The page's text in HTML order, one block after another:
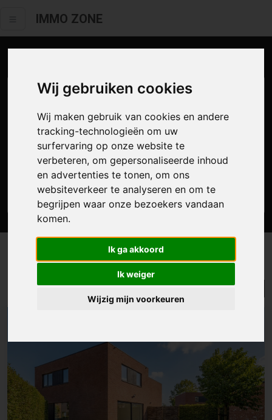
Wij gebruiken cookies
Wij maken gebruik van cookies en andere
tracking-technologieën om uw
surfervaring op onze website te
verbeteren, om gepersonaliseerde inhoud
en advertenties te tonen, om ons
websiteverkeer te analyseren en om te
begrijpen waar onze bezoekers vandaan
komen.
Ik ga akkoord
Ik weiger
Wijzig mijn voorkeuren
IMMO ZONE
Zoek
1 resultaat waarvan 1 in Wetteren
Lijst Kaart Sorteer